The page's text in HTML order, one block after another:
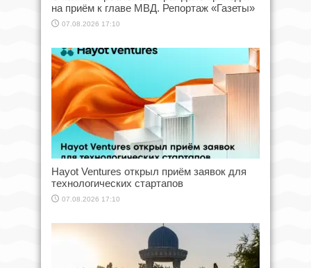
на приём к главе МВД. Репортаж «Газеты»
07.08.2026 17:10
Hayot Ventures открыл приём заявок для
технологических стартапов
07.08.2026 17:10